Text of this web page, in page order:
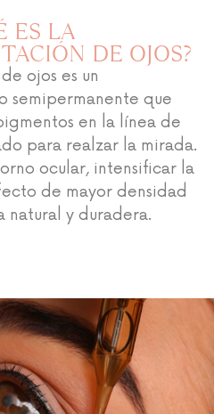
ES LA
DE OJOS?
ojos es un
semipermanente que
en la línea de
para realzar la mirada.
ocular, intensificar la
de mayor densidad
natural y duradera.